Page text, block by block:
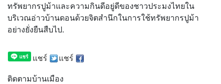
ทรัพยากรปูม้าและความกินดีอยู่ดีของชาวประมงไทยใน
บริเวณอ่าวบ้านดอนด้วยจิตสำนึกในการใช้ทรัพยากรปูม้า
อย่างยั่งยืนสืบไป.
แชร์ แชร์
ติดตามบ้านเมือง